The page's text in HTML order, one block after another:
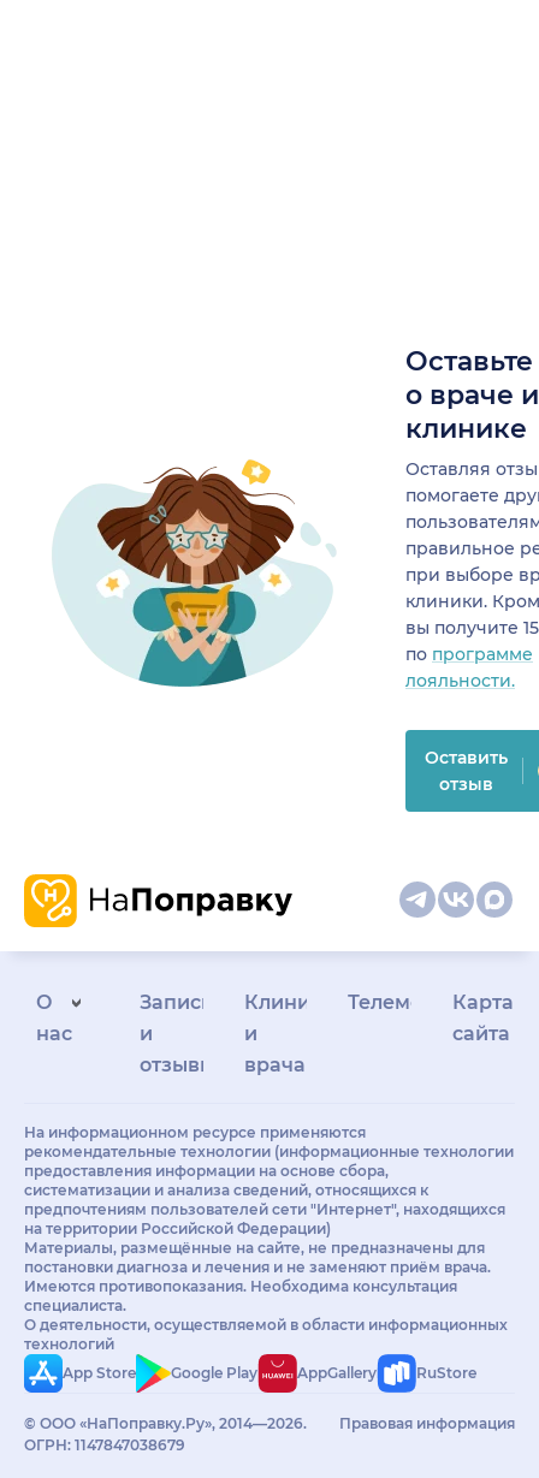
о враче
клинике
Оставляя
помогаете
правильное
при выборе
клиники.
вы получите
по программе
лояльности.
Оставить
отзыв
О
нас
Запись
и
отзывы
Клиникам
и
врачам
Телемедицина
Карта
сайта
На информационном ресурсе применяются
рекомендательные технологии (информационные технологии
предоставления информации на основе сбора,
систематизации и анализа сведений, относящихся к
предпочтениям пользователей сети "Интернет", находящихся
на территории Российской Федерации)
Материалы, размещённые на сайте, не предназначены для
постановки диагноза и лечения и не заменяют приём врача.
Имеются противопоказания. Необходима консультация
специалиста.
О деятельности, осуществляемой в области информационных
технологий
App Store
Google Play AppGallery RuStore
© ООО «НаПоправку.Ру», 2014—2026.
ОГРН: 1147847038679
Правовая информация